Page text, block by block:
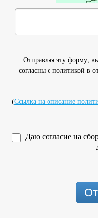
Отправляя эту форму,
согласны с политикой в
(Ссылка на описание
Даю согласие на